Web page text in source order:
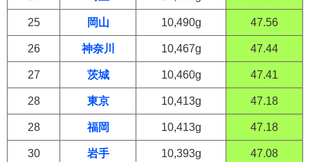
25 岡山 10,490g 47.56
26 神奈川 10,467g 47.44
27 茨城 10,460g 47.41
28 東京 10,413g 47.18
28 福岡 10,413g 47.18
30 岩手 10,393g 47.08